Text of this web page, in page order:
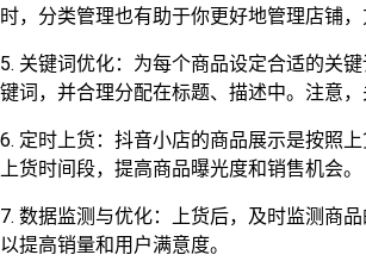
时，分类管理也有助于你更好地管理店铺，
5. 关键词优化：为每个商品设定合适的关
键词，并合理分配在标题、描述中。注意
6. 定时上货：抖音小店的商品展示是按照
上货时间段，提高商品曝光度和销售机会。
7. 数据监测与优化：上货后，及时监测商
以提高销量和用户满意度。